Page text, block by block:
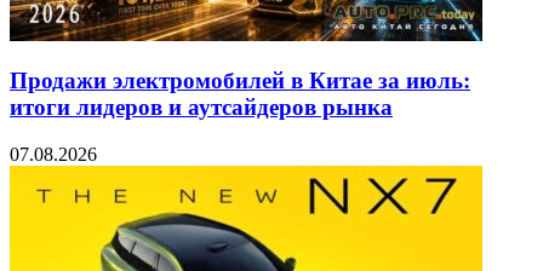
Продажи электромобилей в Китае за июль:
итоги лидеров и аутсайдеров рынка
07.08.2026